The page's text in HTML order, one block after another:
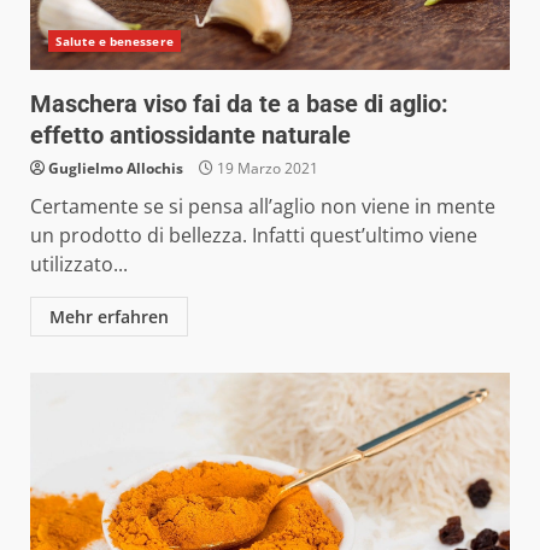
Salute e benessere
Maschera viso fai da te a base di aglio:
effetto antiossidante naturale
Guglielmo Allochis 19 Marzo 2021
Certamente se si pensa all’aglio non viene in mente
un prodotto di bellezza. Infatti quest’ultimo viene
utilizzato...
Mehr erfahren